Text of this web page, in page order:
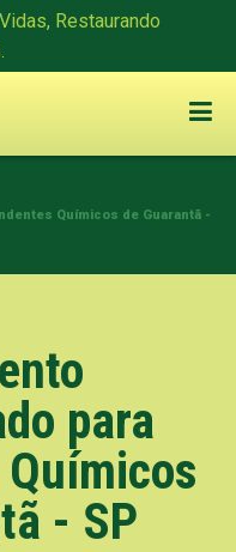
Restaurando
Químicos de Guarantã -
para
- SP